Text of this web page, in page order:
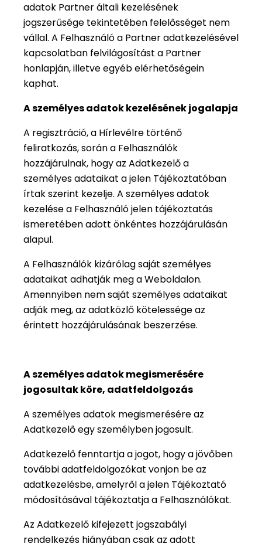
adatok Partner általi kezelésének
jogszerűsége tekintetében felelősséget nem
vállal. A Felhasználó a Partner adatkezelésével
kapcsolatban felvilágosítást a Partner
honlapján, illetve egyéb elérhetőségein
kaphat.
A személyes adatok kezelésének jogalapja
A regisztráció, a Hírlevélre történő
feliratkozás, során a Felhasználók
hozzájárulnak, hogy az Adatkezelő a
személyes adataikat a jelen Tájékoztatóban
írtak szerint kezelje. A személyes adatok
kezelése a Felhasználó jelen tájékoztatás
ismeretében adott önkéntes hozzájárulásán
alapul.
A Felhasználók kizárólag saját személyes
adataikat adhatják meg a Weboldalon.
Amennyiben nem saját személyes adataikat
adják meg, az adatközlő kötelessége az
érintett hozzájárulásának beszerzése.
A személyes adatok megismerésére
jogosultak köre, adatfeldolgozás
A személyes adatok megismerésére az
Adatkezelő egy személyben jogosult.
Adatkezelő fenntartja a jogot, hogy a jövőben
további adatfeldolgozókat vonjon be az
adatkezelésbe, amelyről a jelen Tájékoztató
módosításával tájékoztatja a Felhasználókat.
Az Adatkezelő kifejezett jogszabályi
rendelkezés hiányában csak az adott